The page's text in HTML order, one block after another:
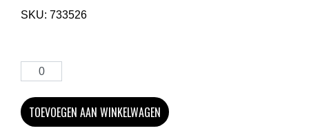
SKU: 733526
TOEVOEGEN AAN WINKELWAGEN